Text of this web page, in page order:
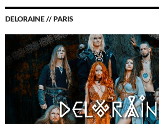
DELORAINE // PARIS